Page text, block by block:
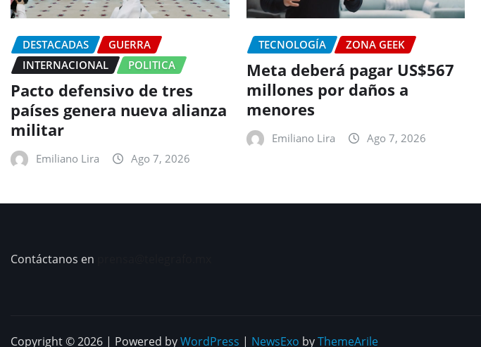
DESTACADAS
GUERRA
INTERNACIONAL
POLITICA
Pacto defensivo de tres
países genera nueva alianza
militar
Emiliano Lira Ago 7, 2026
TECNOLOGÍA ZONA GEEK
Meta deberá pagar US$567
millones por daños a
menores
Emiliano Lira Ago 7, 2026
Contáctanos en
Copyright © 2026 | Powered byWordPress | NewsExo byThemeArile